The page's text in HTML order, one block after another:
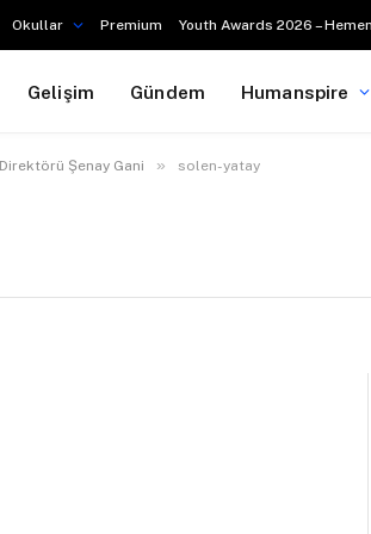
Okullar Premium Youth Awards 2026 –
Gelişim Gündem Humanspire
Şenay Gani » solen-yatay